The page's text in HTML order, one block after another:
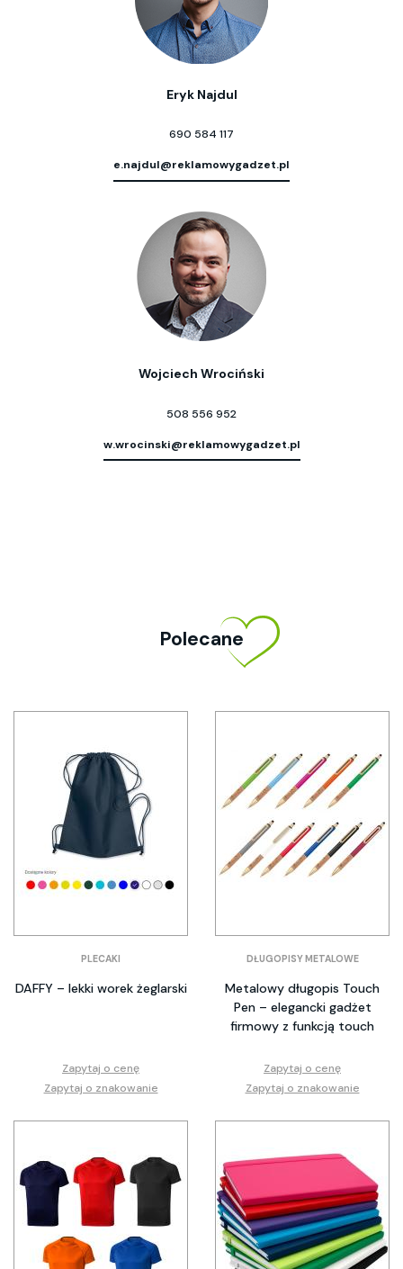
Eryk Najdul
690 584 117
e.najdul@reklamowygadzet.pl
Wojciech Wrociński
508 556 952
w.wrocinski@reklamowygadzet.pl
Polecane
PLECAKI
DAFFY – lekki worek żeglarski
Zapytaj o cenę
Zapytaj o znakowanie
DŁUGOPISY METALOWE
Metalowy długopis Touch
Pen – elegancki gadżet
firmowy z funkcją touch
Zapytaj o cenę
Zapytaj o znakowanie